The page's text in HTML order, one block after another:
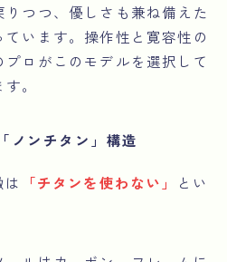
つつ、優しさも兼ね備えた
ています。操作性と寛容性の
ロがこのモデルを選択して
。
ノンチタン」構造
「チタンを使わない」
とい